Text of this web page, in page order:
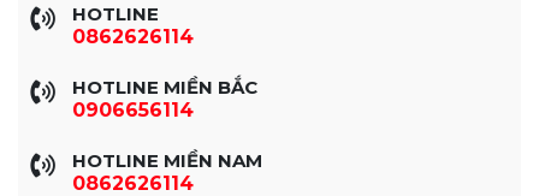
HOTLINE
0862626114
HOTLINE MIỀN BẮC
0906656114
HOTLINE MIỀN NAM
0862626114